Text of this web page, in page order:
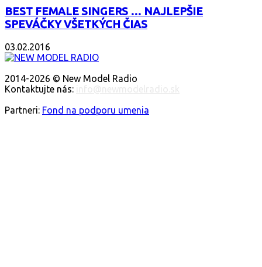
BEST FEMALE SINGERS … NAJLEPŠIE
SPEVÁČKY VŠETKÝCH ČIAS
03.02.2016
2014-2026 © New Model Radio
Kontaktujte nás:
Partneri: Fond na podporu umenia